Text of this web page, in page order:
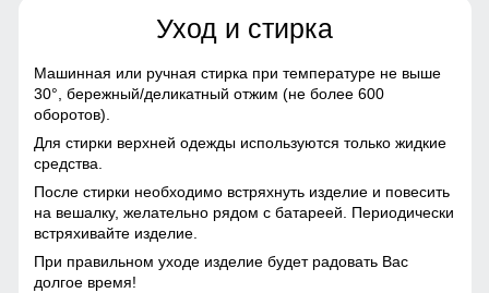
Конструктивные особенности
Тип рукава длинные
Дизайн и стиль
Стиль
повседневный
Уход и стирка
Машинная или ручная стирка при температуре не выше
30°, бережный/деликатный отжим (не более 600
оборотов).
Для стирки верхней одежды используются только жидкие
средства.
После стирки необходимо встряхнуть изделие и повесить
на вешалку, желательно рядом с батареей. Периодически
встряхивайте изделие.
При правильном уходе изделие будет радовать Вас
долгое время!